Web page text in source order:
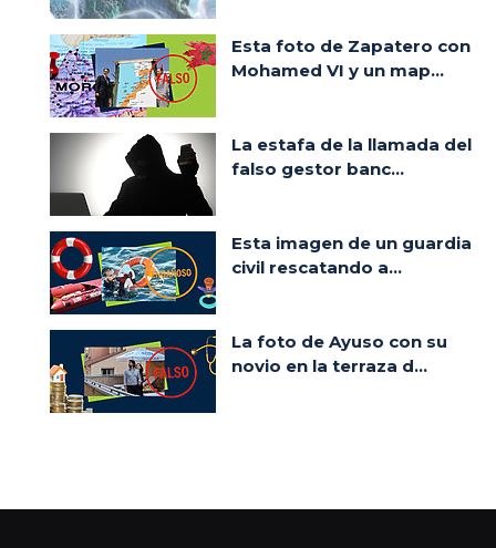
Esta foto de Zapatero con
Mohamed VI y un map...
La estafa de la llamada del
falso gestor banc...
Esta imagen de un guardia
civil rescatando a...
La foto de Ayuso con su
novio en la terraza d...